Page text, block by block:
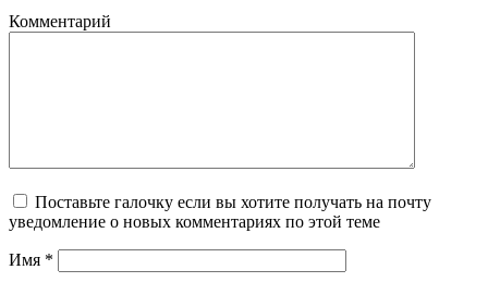
Комментарий
Поставьте галочку если вы хотите получать на почту
уведомление о новых комментариях по этой теме
Имя *